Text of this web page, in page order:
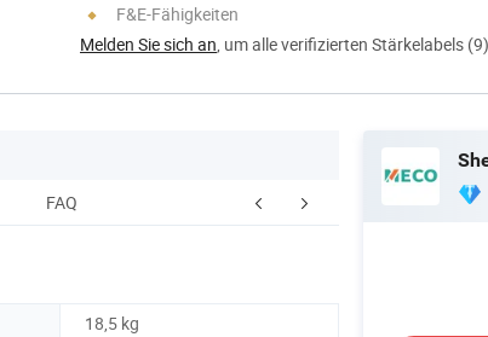
F&E-Fähigkeiten
Melden Sie sich an, um alle verifizierten Stärkelabels
FAQ
18,5 kg